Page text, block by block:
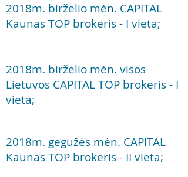
2018m. birželio mėn. CAPITAL
Kaunas TOP brokeris - I vieta;
2018m. birželio mėn. visos
Lietuvos CAPITAL TOP brokeris - I
vieta;
2018m. gegužės mėn. CAPITAL
Kaunas TOP brokeris - II vieta;